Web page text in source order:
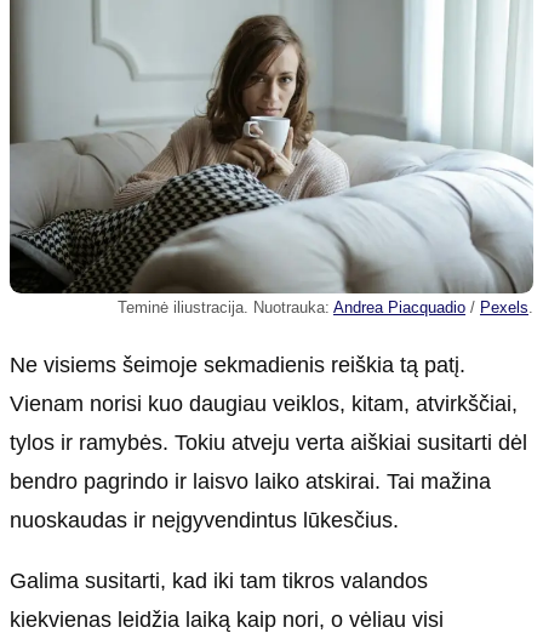
Teminė iliustracija. Nuotrauka: Andrea Piacquadio / Pexels
Ne visiems šeimoje sekmadienis reiškia tą patį.
Vienam norisi kuo daugiau veiklos, kitam, atvirkščiai,
tylos ir ramybės. Tokiu atveju verta aiškiai susitarti dėl
bendro pagrindo ir laisvo laiko atskirai. Tai mažina
nuoskaudas ir neįgyvendintus lūkesčius.
Galima susitarti, kad iki tam tikros valandos
kiekvienas leidžia laiką kaip nori, o vėliau visi